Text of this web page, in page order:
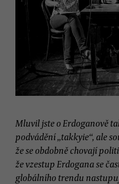
Mluvil jste o Erdoganově
podvádění „takkyie“, ale
že se obdobně chovají
že vzestup Erdogana se
globálního trendu